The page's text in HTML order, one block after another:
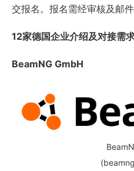
交报名。报名需经审核及邮件
12家德国企业介绍及对接需
BeamNG GmbH